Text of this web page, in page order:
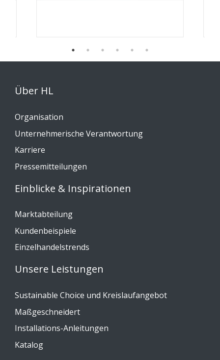
Über HL
Organisation
Unternehmerische Verantwortung
Karriere
Pressemitteilungen
Einblicke & Inspirationen
Marktabteilung
Kundenbeispiele
Einzelhandelstrends
Unsere Leistungen
Sustainable Choice und Kreislaufangebot
Maßgeschneidert
Installations-Anleitungen
Katalog